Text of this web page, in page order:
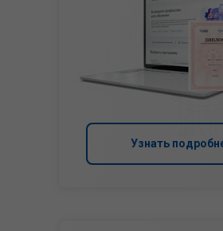
Узнать